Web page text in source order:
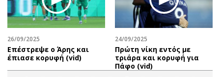
26/09/2025
Επέστρεψε ο Άρης και
έπιασε κορυφή (vid)
24/09/2025
Πρώτη νίκη εντός με
τριάρα και κορυφή για
Πάφο (vid)